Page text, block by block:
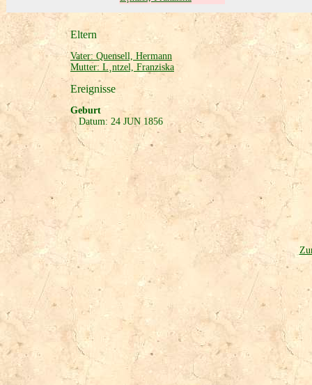
Eltern
Vater: Quensell, Hermann
Mutter: L¸ntzel, Franziska
Ereignisse
Geburt
Datum: 24 JUN 1856